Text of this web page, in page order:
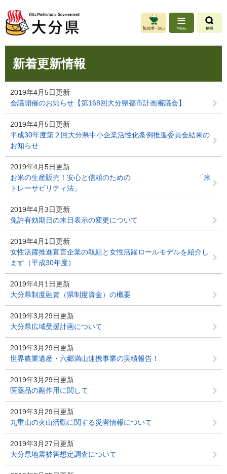
ジ
先
ュ
を
新着更新情報
2019年4月5日更新
会議開催のお知らせ【第168回大分県都市計画審議会】
2019年4月5日更新
平成30年度第２回大分県中小企業活性化条例推進委員会結果の
お知らせ
2019年4月5日更新
お米の生産販売！安心と信頼のための 「米
トレーサビリティ法」
2019年4月3日更新
免許有効期日の末日表示の変更について
2019年4月1日更新
女性活躍推進宣言企業の取組と女性活躍ロールモデルを紹介し
ます（平成30年度）
2019年4月1日更新
大分県制度融資（県制度資金）の概要
2019年3月29日更新
大分県広域受援計画について
2019年3月29日更新
世界農業遺産・六郷満山連携事業の実績報告！
2019年3月29日更新
医薬品の副作用に関して
2019年3月29日更新
九重山の火山活動に関する災害情報について
2019年3月27日更新
大分県地震被害想定調査について